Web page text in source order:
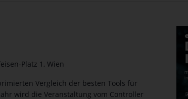
Platz 1, Wien
Vergleich der besten Tools für
wird die Veranstaltung vom Controller